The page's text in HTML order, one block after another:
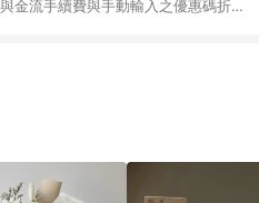
金流手續費與手動輸入之優惠碼折
點資格。 7. 點數將於出貨後 45 天
次下載 Pinkoi APP 並完成訂單，不